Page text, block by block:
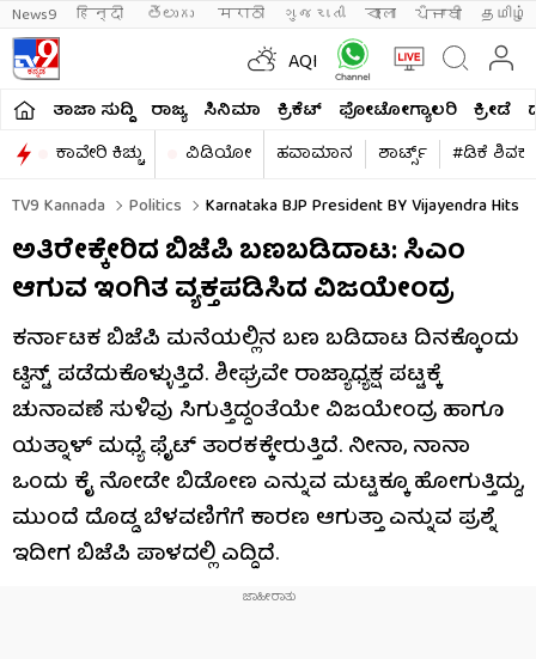
News9 हिन्दी తెలుగు मराठी ગુજરાતી বাংলা ਪੰਜਾਬੀ தமிழ்
AQI
ತಾಜಾ ಸುದ್ದಿ ರಾಜ್ಯ ಸಿನಿಮಾ ಕ್ರಿಕೆಟ್​ ಫೋಟೋಗ್ಯಾಲರಿ ಕ್ರೀಡೆ
ಕಾವೇರಿ ಕಿಚ್ಚು
ವಿಡಿಯೋ ಹವಾಮಾನ ಶಾರ್ಟ್ಸ್​
#ಡಿಕೆ
TV9 Kannada
Politics Karnataka BJP President BY Vijayendra Hits
ಅತಿರೇಕ್ಕೇರಿದ ಬಿಜೆಪಿ ಬಣಬಡಿದಾಟ: ಸಿಎಂ
ಆಗುವ ಇಂಗಿತ ವ್ಯಕ್ತಪಡಿಸಿದ ವಿಜಯೇಂದ್ರ
ಕರ್ನಾಟಕ ಬಿಜೆಪಿ ಮನೆಯಲ್ಲಿನ ಬಣ ಬಡಿದಾಟ ದಿನಕ್ಕೊಂದು
ಟ್ವಿಸ್ಟ್ ಪಡೆದುಕೊಳ್ಳುತ್ತಿದೆ. ಶೀಘ್ರವೇ ರಾಜ್ಯಾಧ್ಯಕ್ಷ ಪಟ್ಟಕ್ಕೆ
ಚುನಾವಣೆ ಸುಳಿವು ಸಿಗುತ್ತಿದ್ದಂತೆಯೇ ವಿಜಯೇಂದ್ರ ಹಾಗೂ
ಯತ್ನಾಳ್ ಮಧ್ಯೆ ಫೈಟ್​ ತಾರಕಕ್ಕೇರುತ್ತಿದೆ. ನೀನಾ, ನಾನಾ
ಒಂದು ಕೈ ನೋಡೇ ಬಿಡೋಣ ಎನ್ನುವ ಮಟ್ಟಕ್ಕೂ ಹೋಗುತ್ತಿದ್ದು,
ಮುಂದೆ ದೊಡ್ಡ ಬೆಳವಣಿಗೆಗೆ ಕಾರಣ ಆಗುತ್ತಾ ಎನ್ನುವ ಪ್ರಶ್ನೆ
ಇದೀಗ ಬಿಜೆಪಿ ಪಾಳದಲ್ಲಿ ಎದ್ದಿದೆ.